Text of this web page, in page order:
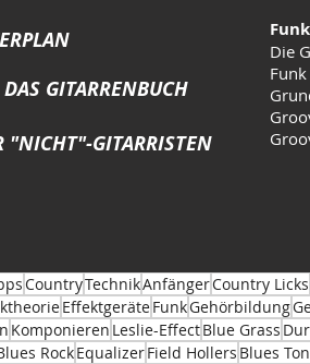
GITARRENBUCH
"NICHT"-GITARRISTEN
Die
CountryTechnikAnfängerCountry Licks
EffektgeräteFunkGehörbildung
Komponieren Leslie-EffectBlue Grass
RockEqualizerField Hollers Blues